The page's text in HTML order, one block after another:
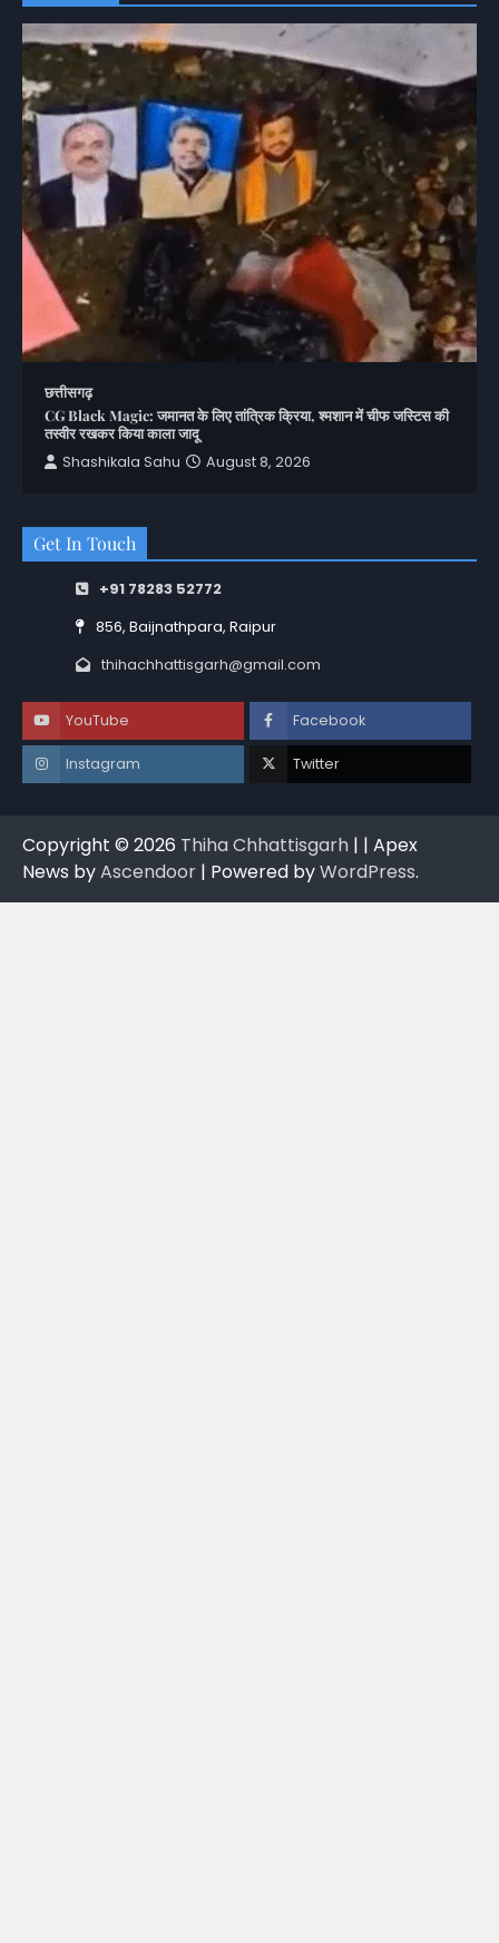
छत्तीसगढ़
CG Black Magic: जमानत के लिए तांत्रिक क्रिया, श्मशान में चीफ जस्टिस की
तस्वीर रखकर किया काला जादू
Shashikala Sahu
August 8, 2026
Get In Touch
+91 78283 52772
856, Baijnathpara, Raipur
thihachhattisgarh@gmail.com
YouTube Facebook
Instagram Twitter
Copyright © 2026 Thiha Chhattisgarh | | Apex
News byAscendoor | Powered byWordPress.